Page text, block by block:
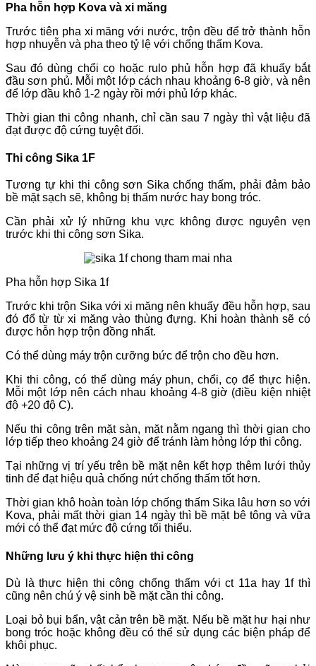
Pha hỗn hợp Kova và xi măng
Trước tiên pha xi măng với nước, trộn đều để trở thành hỗn
hợp nhuyễn và pha theo tỷ lệ với chống thấm Kova.
Sau đó dùng chổi cọ hoặc rulo phủ hỗn hợp đã khuấy bắt
đầu sơn phủ. Mỗi một lớp cách nhau khoảng 6-8 giờ, và nên
để lớp đầu khô 1-2 ngày rồi mới phủ lớp khác.
Thời gian thi công nhanh, chỉ cần sau 7 ngày thì vật liệu đã
đạt được độ cứng tuyệt đối.
Thi công Sika 1F
Tương tự khi thi công sơn Sika chống thấm, phải đảm bảo
bề mặt sạch sẽ, không bị thấm nước hay bong tróc.
Cần phải xử lý những khu vực không được nguyên vẹn
trước khi thi công sơn Sika.
Pha hỗn hợp Sika 1f
Trước khi trộn Sika với xi măng nên khuấy đều hỗn hợp, sau
đó đổ từ từ xi măng vào thùng đựng. Khi hoàn thành sẽ có
được hỗn hợp trộn đồng nhất.
Có thể dùng máy trộn cưỡng bức để trộn cho đều hơn.
Khi thi công, có thể dùng máy phun, chổi, cọ để thực hiện.
Mỗi một lớp nên cách nhau khoảng 4-8 giờ (điều kiện nhiệt
độ +20 độ C).
Nếu thi công trên mặt sàn, mặt nằm ngang thì thời gian cho
lớp tiếp theo khoảng 24 giờ để tránh làm hỏng lớp thi công.
Tại những vị trí yếu trên bề mặt nên kết hợp thêm lưới thủy
tinh để đạt hiệu quả chống nứt chống thấm tốt hơn.
Thời gian khô hoàn toàn lớp chống thấm Sika lâu hơn so với
Kova, phải mất thời gian 14 ngày thì bề mặt bê tông và vữa
mới có thể đạt mức độ cứng tối thiểu.
Những lưu ý khi thực hiện thi công
Dù là thực hiện thi công chống thấm với ct 11a hay 1f thì
cũng nên chú ý vệ sinh bề mặt cần thi công.
Loại bỏ bụi bẩn, vật cản trên bề mặt. Nếu bề mặt hư hại như
bong tróc hoặc không đều có thể sử dụng các biện pháp để
khôi phục.